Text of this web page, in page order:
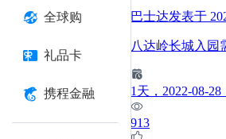
全球购
礼品卡
携程金融
巴士达发表于
八达岭长城入园
1 天 ，2022-08-28
913